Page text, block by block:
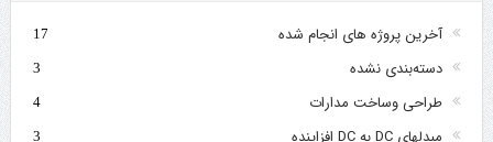
آخرین پروژه های انجام شده 17
دسته‌بندی نشده 3
طراحی وساخت مدارات 4
مبدلهای DC به DC افزاینده 3